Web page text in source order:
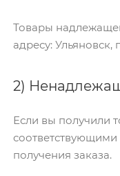
Товары
адресу:
2)
Если вы получили
получения заказа.